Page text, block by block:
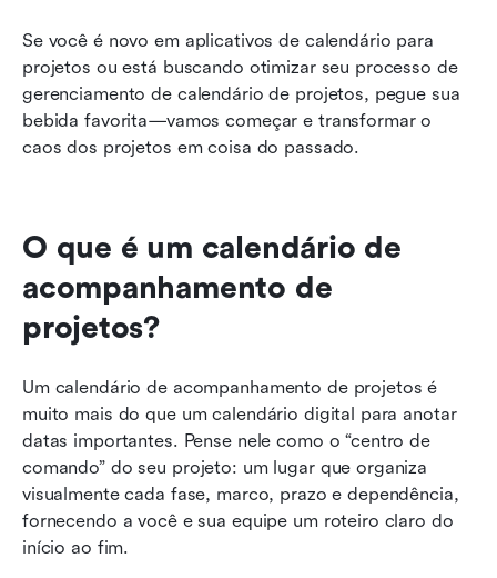
Se você é novo em aplicativos de calendário para
projetos ou está buscando otimizar seu processo de
gerenciamento de calendário de projetos, pegue sua
bebida favorita—vamos começar e transformar o
caos dos projetos em coisa do passado.
O que é um calendário de
acompanhamento de
projetos?
Um calendário de acompanhamento de projetos é
muito mais do que um calendário digital para anotar
datas importantes. Pense nele como o “centro de
comando” do seu projeto: um lugar que organiza
visualmente cada fase, marco, prazo e dependência,
fornecendo a você e sua equipe um roteiro claro do
início ao fim.